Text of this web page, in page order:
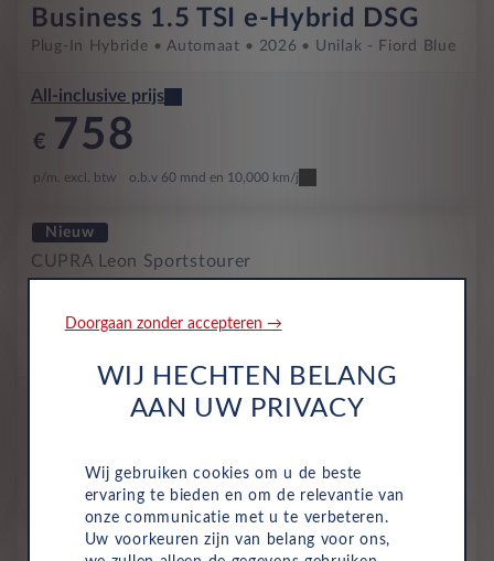
Business 1.5 TSI e-Hybrid DSG
Plug-In Hybride Automaat 2026 Unilak - Fiord Blue
All-inclusive prijs
€ 758
p/m. excl. btw o.b.v 60 mnd en 10,000 km/j
Nieuw
CUPRA Leon Sportstourer
DSG
All-inclusive prijs
p/m. excl. btw o.b.v 60 mnd en 10,000 km/j
Nieuw
Doorgaan zonder accepteren →
WIJ HECHTEN BELANG
AAN UW PRIVACY
Wij gebruiken cookies om u de beste
ervaring te bieden en om de relevantie van
onze communicatie met u te verbeteren.
Uw voorkeuren zijn van belang voor ons,